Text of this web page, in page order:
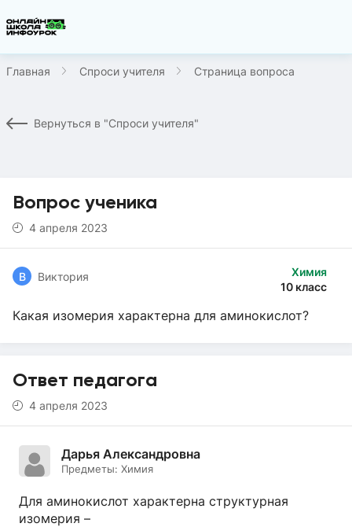
Главная Спроси учителя Страница вопроса
Вернуться в "Спроси учителя"
Вопрос ученика
4 апреля 2023
Химия
10 класс
В Виктория
Какая изомерия характерна для аминокислот?
Ответ педагога
4 апреля 2023
Дарья Александровна
Предметы: Химия
Для аминокислот характерна структурная
изомерия –